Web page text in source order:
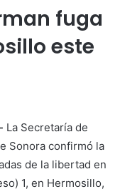
fuga
este
La Secretaría de
Sonora confirmó la
de la libertad en
1, en Hermosillo,